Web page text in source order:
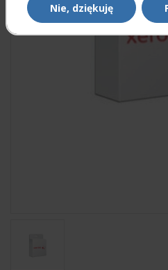
Nie, dziękuję